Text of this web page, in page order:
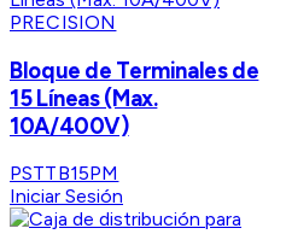
PRECISION
Bloque de Terminales de
15 Líneas (Max.
10A/400V)
PSTTB15PM
Iniciar Sesión